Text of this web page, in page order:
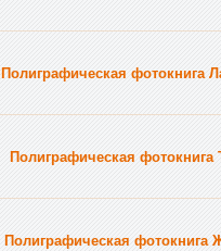
Полиграфическая фотокнига
Полиграфическая фотокнига
Полиграфическая фотокнига